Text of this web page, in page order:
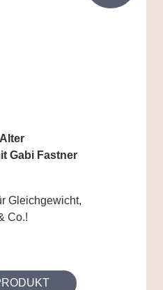
Gabi Fastner
Gleichgewicht,
Co.!